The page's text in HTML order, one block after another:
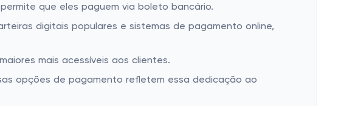
que eles paguem via boleto bancário.
digitais populares e sistemas de pagamento online,
mais acessíveis aos clientes.
opções de pagamento refletem essa dedicação ao